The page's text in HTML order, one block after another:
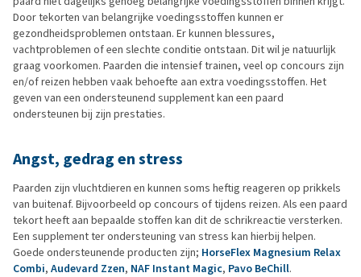
Door tekorten van belangrijke voedingsstoffen kunnen er
gezondheidsproblemen ontstaan. Er kunnen blessures,
vachtproblemen of een slechte conditie ontstaan. Dit wil je natuurlijk
graag voorkomen. Paarden die intensief trainen, veel op concours zijn
en/of reizen hebben vaak behoefte aan extra voedingsstoffen. Het
geven van een ondersteunend supplement kan een paard
ondersteunen bij zijn prestaties.
Angst, gedrag en stress
Paarden zijn vluchtdieren en kunnen soms heftig reageren op prikkels
van buitenaf. Bijvoorbeeld op concours of tijdens reizen. Als een paard
tekort heeft aan bepaalde stoffen kan dit de schrikreactie versterken.
Een supplement ter ondersteuning van stress kan hierbij helpen.
Goede ondersteunende producten zijn; HorseFlex Magnesium Relax
Combi, Audevard Zzen, NAF Instant Magic, Pavo BeChill.